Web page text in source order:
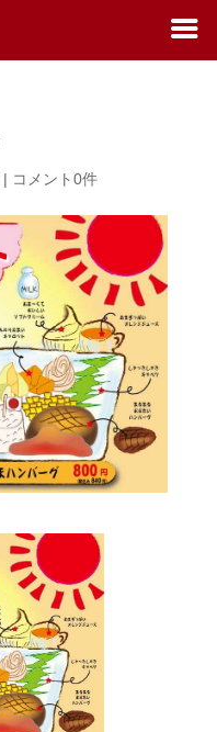
| コメント0件